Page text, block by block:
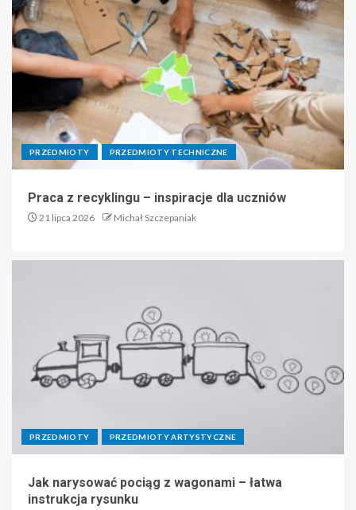
PRZEDMIOTY PRZEDMIOTY TECHNICZNE
Praca z recyklingu – inspiracje dla uczniów
21 lipca 2026 Michał Szczepaniak
PRZEDMIOTY PRZEDMIOTY ARTYSTYCZNE
Jak narysować pociąg z wagonami – łatwa
instrukcja rysunku